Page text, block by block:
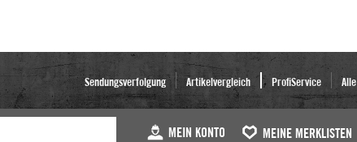
Sendungsverfolgung Artikelvergleich ProfiService
MEIN KONTO MEINE MERKLISTEN